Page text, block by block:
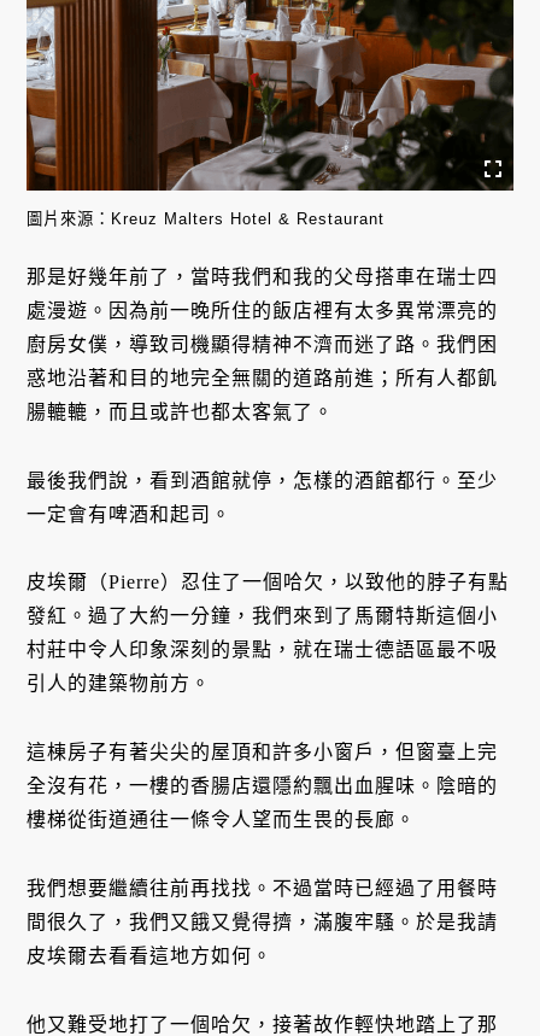
圖片來源：Kreuz Malters Hotel & Restaurant
那是好幾年前了，當時我們和我的父母搭車在瑞士四
處漫遊。因為前一晚所住的飯店裡有太多異常漂亮的
廚房女僕，導致司機顯得精神不濟而迷了路。我們困
惑地沿著和目的地完全無關的道路前進；所有人都飢
腸轆轆，而且或許也都太客氣了。
最後我們說，看到酒館就停，怎樣的酒館都行。至少
一定會有啤酒和起司。
皮埃爾（Pierre）忍住了一個哈欠，以致他的脖子有點
發紅。過了大約一分鐘，我們來到了馬爾特斯這個小
村莊中令人印象深刻的景點，就在瑞士德語區最不吸
引人的建築物前方。
這棟房子有著尖尖的屋頂和許多小窗戶，但窗臺上完
全沒有花，一樓的香腸店還隱約飄出血腥味。陰暗的
樓梯從街道通往一條令人望而生畏的長廊。
我們想要繼續往前再找找。不過當時已經過了用餐時
間很久了，我們又餓又覺得擠，滿腹牢騷。於是我請
皮埃爾去看看這地方如何。
他又難受地打了一個哈欠，接著故作輕快地踏上了那